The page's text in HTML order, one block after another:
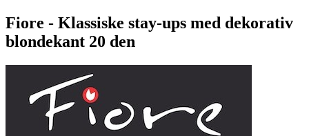
Fiore - Klassiske stay-ups med dekorativ
blondekant 20 den